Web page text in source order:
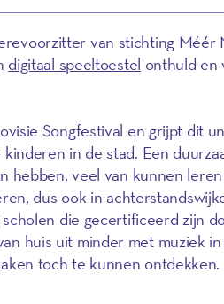
van stichting Méér
digitaal speeltoestel onthuld en
Songfestival en grijpt dit
in de stad. Een
hebben, veel van kunnen
dus ook in
die gecertificeerd zijn
huis uit minder met muziek in
toch te kunnen ontdekken.